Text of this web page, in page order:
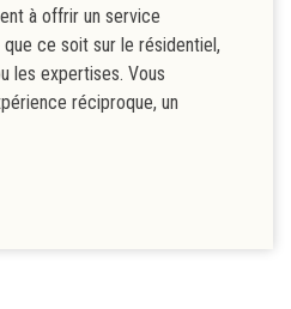
à offrir un service
ce soit sur le résidentiel,
les expertises. Vous
réciproque, un